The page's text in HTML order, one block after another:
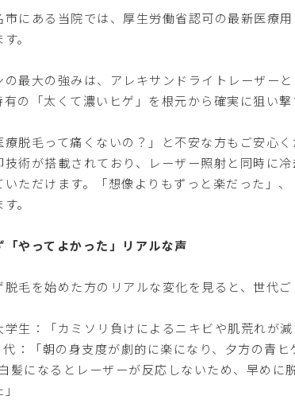
市にある当院では、厚生労働省認可の最新医療
。
の最大の強みは、アレキサンドライトレーザー
有の「太くて濃いヒゲ」を根元から確実に狙い撃
療脱毛って痛くないの？」と不安な方もご安心く
技術が搭載されており、レーザー照射と同時に
いただけます。「想像よりもずっと楽だった」
。
「やってよかった」リアルな声
脱毛を始めた方のリアルな変化を見ると、世代ご
学生：「カミソリ負けによるニキビや肌荒れが減
：「朝の身支度が劇的に楽になり、夕方の青
髪になるとレーザーが反応しないため、早め